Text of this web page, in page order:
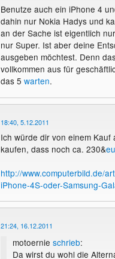
Benutze auch ein iPhone 4
dahin nur Nokia Hadys und
an der Sache ist eigentlich
nur Super. Ist aber deine
ausgeben möchtest. Denn
vollkommen aus für
das 5 warten.
18:40, 5.12.2011
Ich würde dir von einem
kaufen, dass noch ca. 230&
http://www.computerbild.de/
iPhone-4S-oder-Samsung-
21:24, 16.12.2011
motoernie schrieb:
Da wirst du wohl die